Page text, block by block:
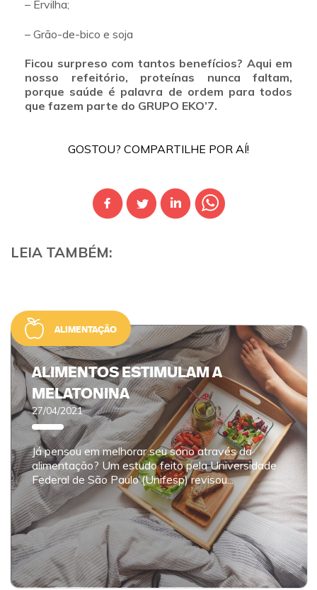
– Ervilha;
– Grão-de-bico e soja
Ficou surpreso com tantos benefícios? Aqui em
nosso refeitório, proteínas nunca faltam,
porque saúde é palavra de ordem para todos
que fazem parte do GRUPO EKO’7.
GOSTOU? COMPARTILHE POR AÍ!
LEIA TAMBÉM:
ALIMENTOS ESTIMULAM A
MELATONINA
27/04/2021
Já pensou em melhorar seu sono através da
alimentação? Um estudo feito pela Universidade
Federal de São Paulo (Unifesp) revisou...
ALIMENTAÇÃO